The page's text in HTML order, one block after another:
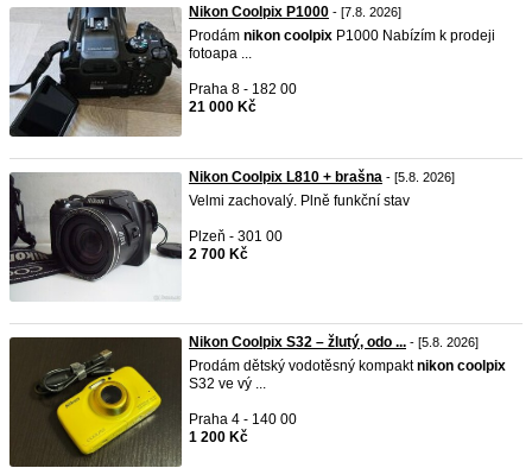
Nikon Coolpix P1000 - [7.8. 2026]
Prodám nikon coolpix P1000 Nabízím k prodeji
fotoapa ...
Praha 8 - 182 00
21 000 Kč
Nikon Coolpix L810 + brašna - [5.8. 2026]
Velmi zachovalý. Plně funkční stav
Plzeň - 301 00
2 700 Kč
Nikon Coolpix S32 – žlutý, odo ... - [5.8. 2026]
Prodám dětský vodotěsný kompaktnikon coolpix
S32 ve vý ...
Praha 4 - 140 00
1 200 Kč